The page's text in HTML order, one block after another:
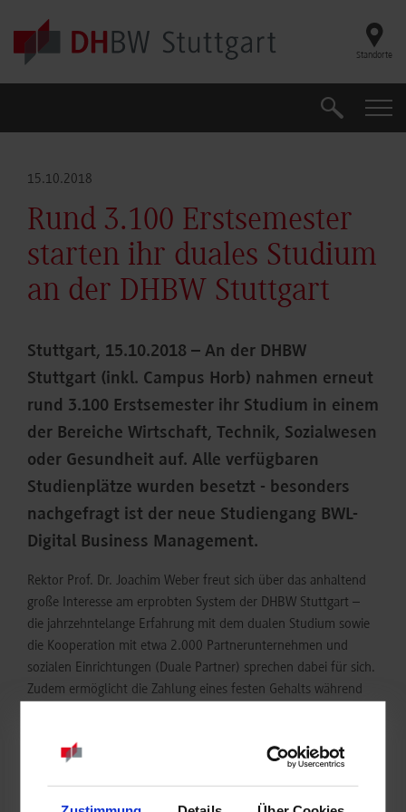
Skip to main content
Standorte
Suche
15.10.2018
Rund 3.100 Erstsemester
starten ihr duales Studium
an der DHBW Stuttgart
Stuttgart, 15.10.2018 – An der DHBW
Stuttgart (inkl. Campus Horb) nahmen erneut
rund 3.100 Erstsemester ihr Studium in einem
der Bereiche Wirtschaft, Technik, Sozialwesen
oder Gesundheit auf. Alle verfügbaren
Studienplätze wurden besetzt - besonders
nachgefragt ist der neue Studiengang BWL-
Digital Business Management.
Rektor Prof. Dr. Joachim Weber freut sich über das anhaltend
große Interesse am erprobten System der DHBW Stuttgart –
die jahrzehntelange Erfahrung mit dem dualen Studium sowie
die Kooperation mit etwa 2.000 Partnerunternehmen und
sozialen Einrichtungen (Duale Partner) sprechen dabei für sich.
Zudem ermöglicht die Zahlung eines festen Gehalts während
Auf die Erstsemester warten drei Jahre im dreimonatigen
Wechsel zwischen den Theoriephasen an der DHBW Stuttgart